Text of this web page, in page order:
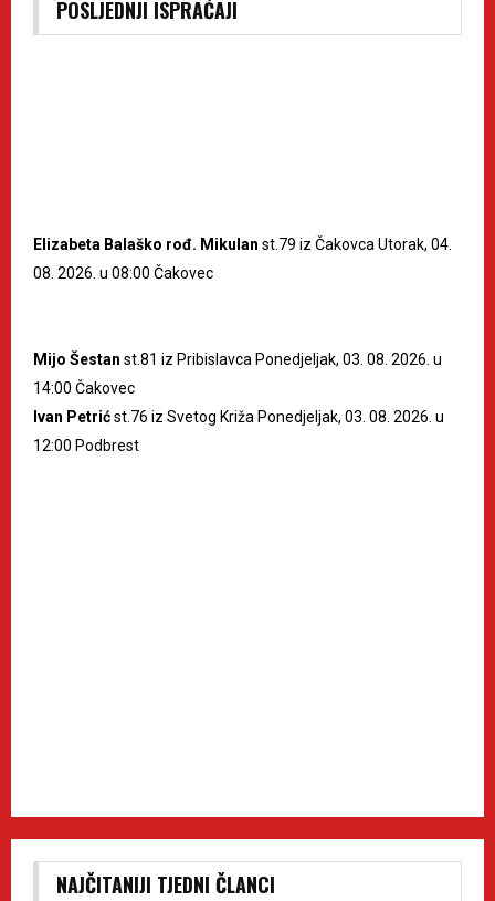
POSLJEDNJI ISPRAĆAJI
Elizabeta Balaško rođ. Mikulan st.79 iz Čakovca Utorak, 04.
08. 2026. u 08:00 Čakovec
Mijo Šestan st.81 iz Pribislavca Ponedjeljak, 03. 08. 2026. u
14:00 Čakovec
Ivan Petrićst.76 iz Svetog Križa Ponedjeljak, 03. 08. 2026. u
12:00 Podbrest
NAJČITANIJI TJEDNI ČLANCI